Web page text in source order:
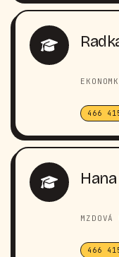
466
466